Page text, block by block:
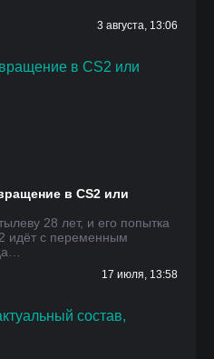
3 августа, 13:06
в CS2 или
28 лет, и его попытка
идёт с переменным
17 июля, 13:58